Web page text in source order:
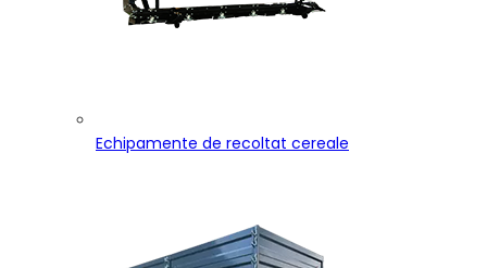
Echipamente de recoltat cereale